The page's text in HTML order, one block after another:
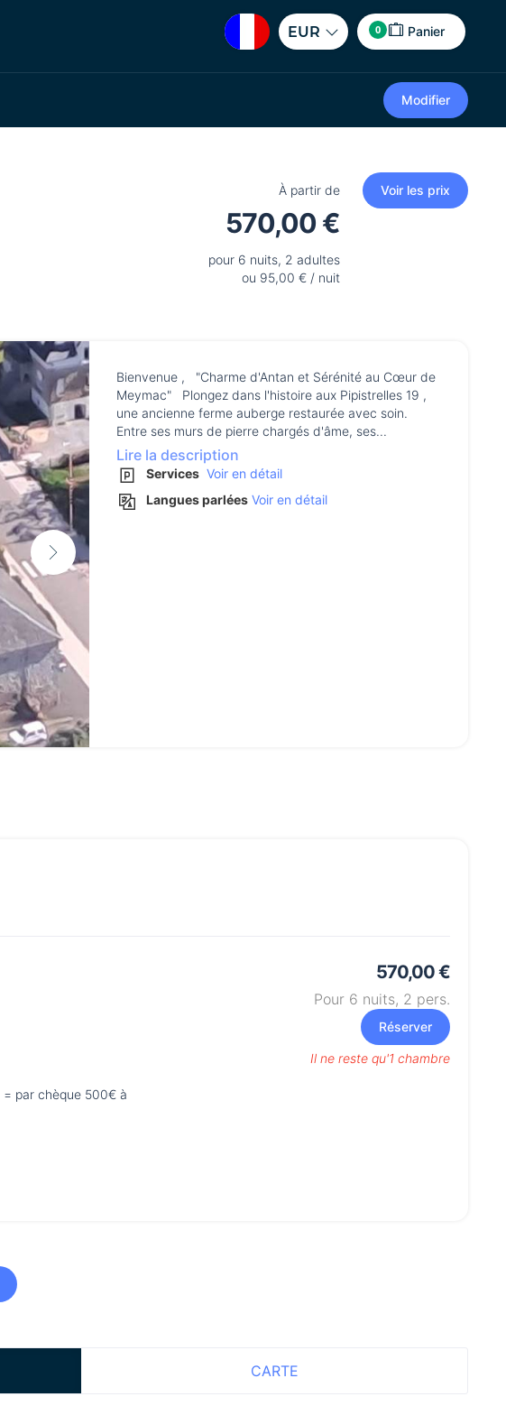
EUR 0 Panier
Modifier
À partir de
570,00 €
pour 6 nuits, 2 adultes
ou 95,00 € / nuit
Voir les prix
Bienvenue , "Charme d'Antan et Sérénité au Cœur de
Meymac" Plongez dans l'histoire aux Pipistrelles 19 ,
une ancienne ferme auberge restaurée avec soin.
Entre ses murs de pierre chargés d'âme, ses...
Lire la description
Services Voir en détail
Langues parlées Voir en détail
570,00 €
Pour 6 nuits, 2 pers.
Réserver
Il ne reste qu'1 chambre
CARTE